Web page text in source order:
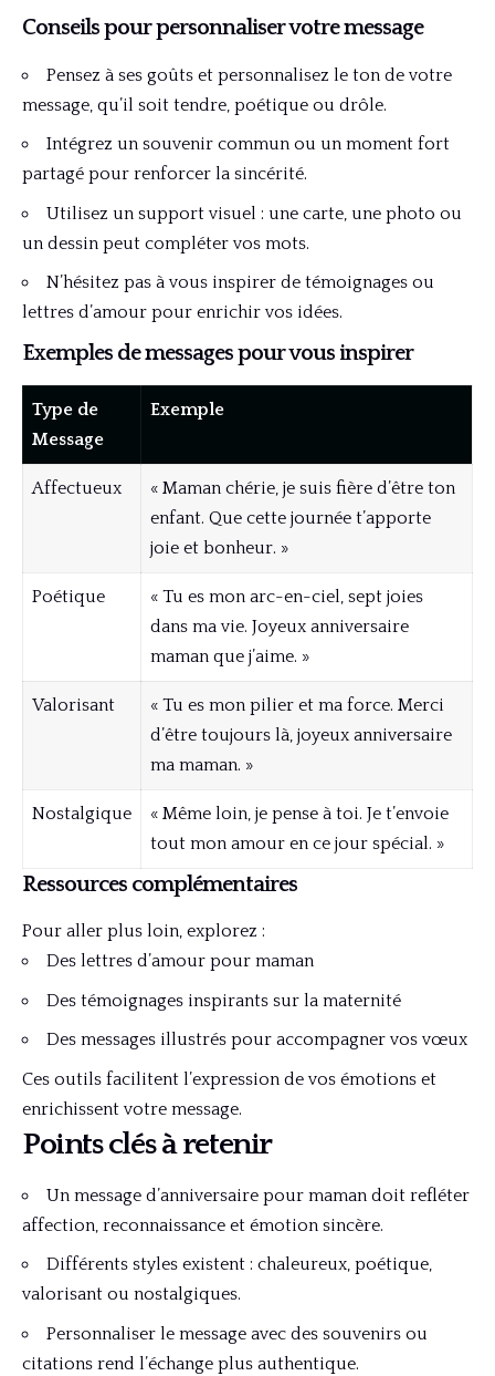
Conseils pour personnaliser votre message
Pensez à ses goûts et personnalisez le ton de votre
message, qu’il soit tendre, poétique ou drôle.
Intégrez un souvenir commun ou un moment fort
partagé pour renforcer la sincérité.
Utilisez un support visuel : une carte, une photo ou
un dessin peut compléter vos mots.
N’hésitez pas à vous inspirer de témoignages ou
lettres d’amour pour enrichir vos idées.
Exemples de messages pour vous inspirer
Type de
Message
Exemple
Affectueux
« Maman chérie, je suis fière d’être ton
enfant. Que cette journée t’apporte
joie et bonheur. »
Poétique
« Tu es mon arc-en-ciel, sept joies
dans ma vie. Joyeux anniversaire
maman que j’aime. »
Valorisant
« Tu es mon pilier et ma force. Merci
d’être toujours là, joyeux anniversaire
ma maman. »
Nostalgique
« Même loin, je pense à toi. Je t’envoie
tout mon amour en ce jour spécial. »
Ressources complémentaires
Pour aller plus loin, explorez :
Des lettres d’amour pour maman
Des témoignages inspirants sur la maternité
Des messages illustrés pour accompagner vos vœux
Ces outils facilitent l’expression de vos émotions et
enrichissent votre message.
Points clés à retenir
Un message d’anniversaire pour maman doit refléter
affection, reconnaissance et émotion sincère.
Différents styles existent : chaleureux, poétique,
valorisant ou nostalgiques.
Personnaliser le message avec des souvenirs ou
citations rend l’échange plus authentique.